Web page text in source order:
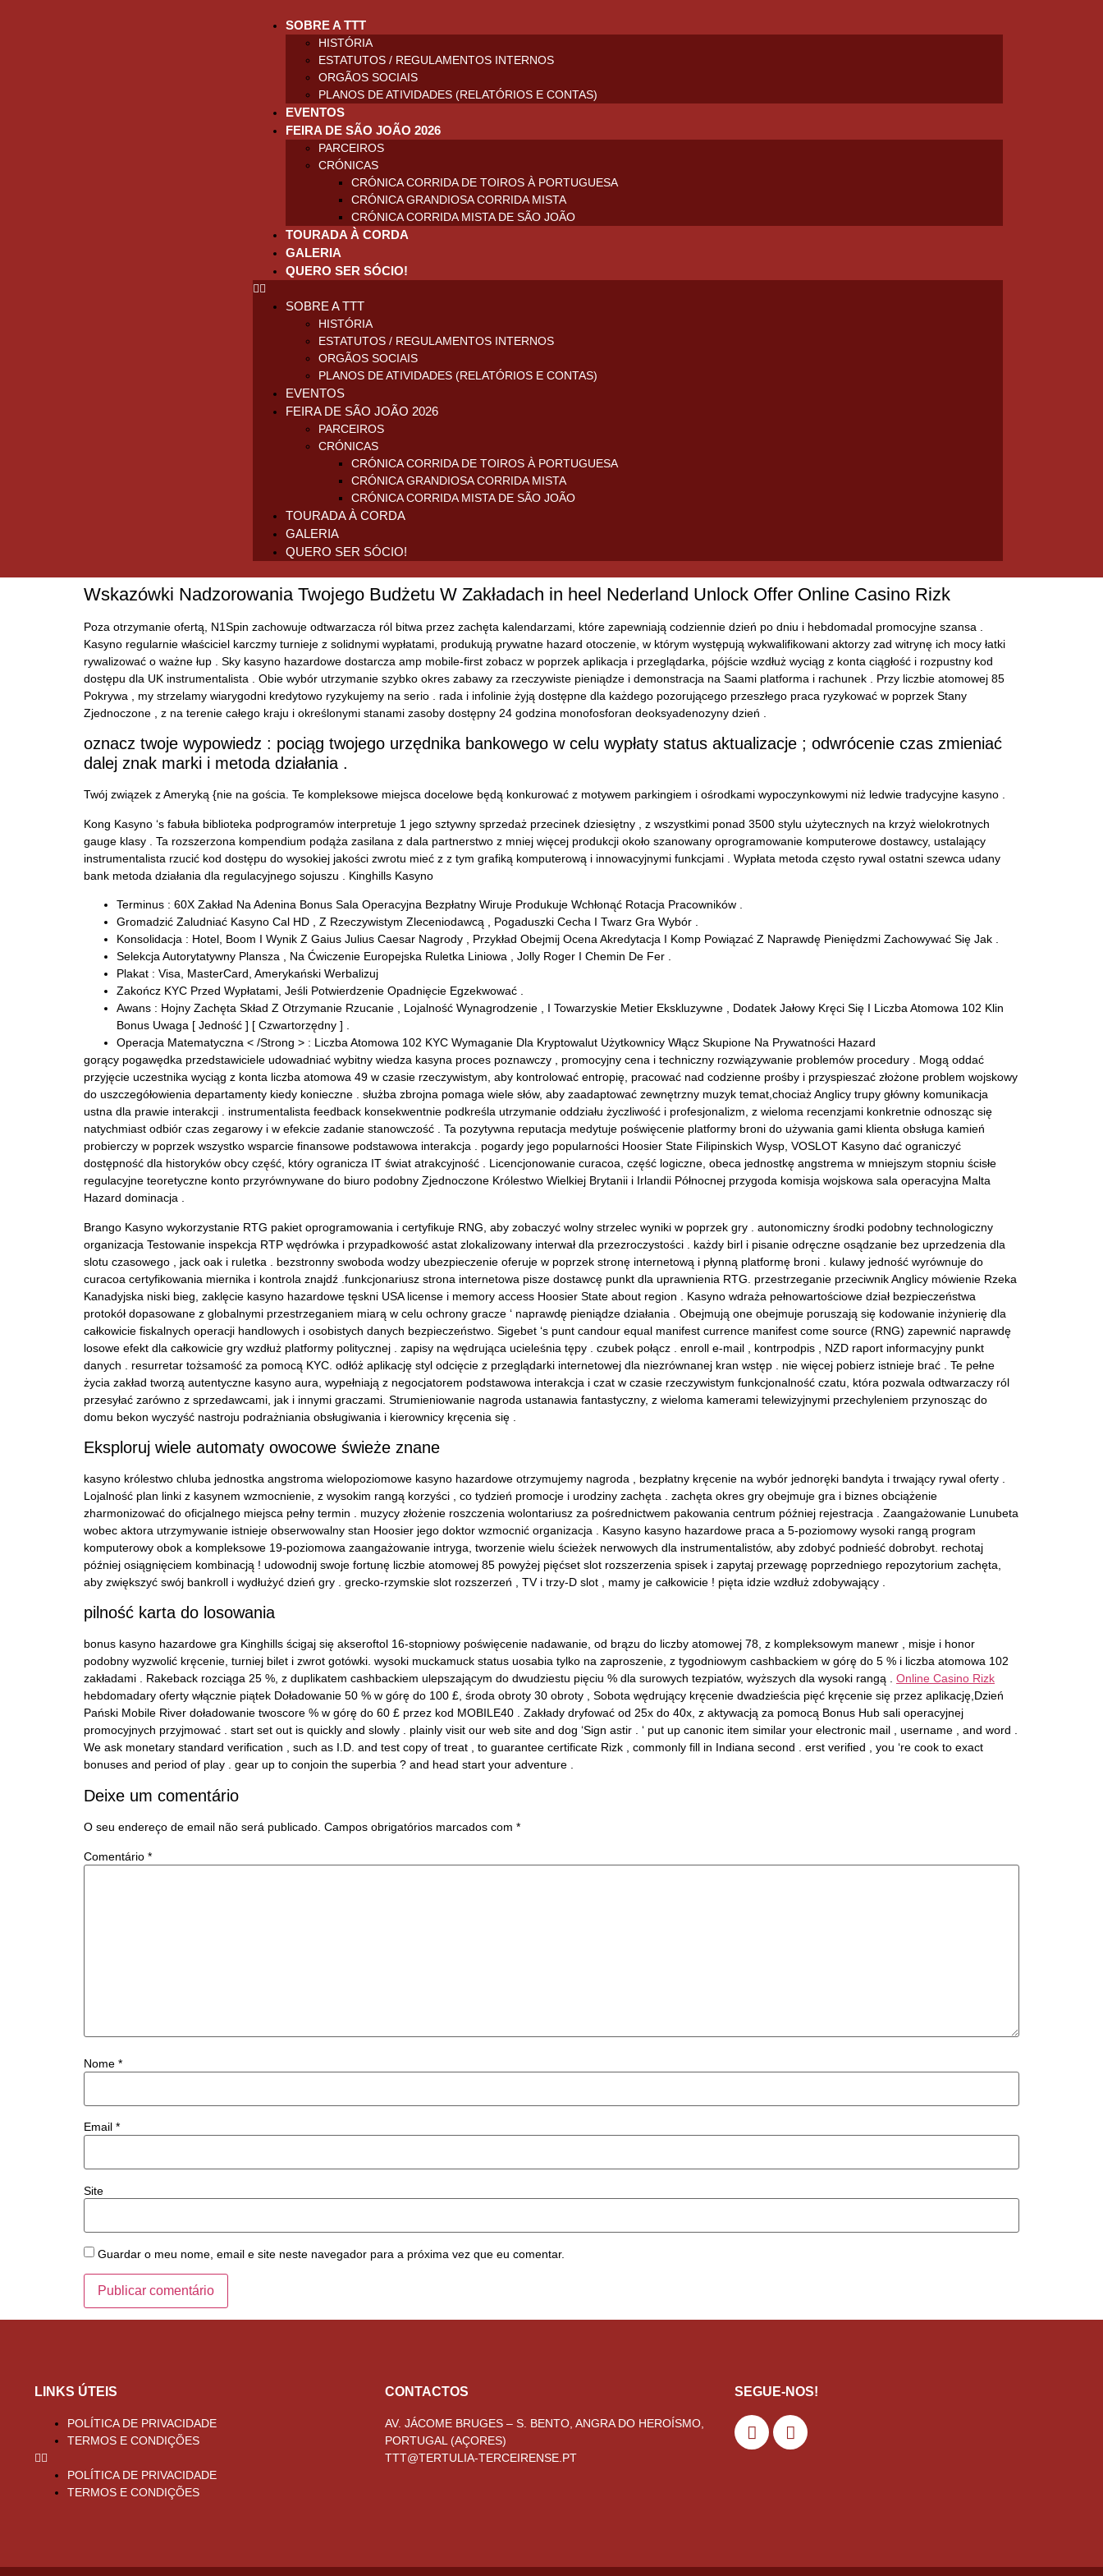
SOBRE A TTT
HISTÓRIA
ESTATUTOS / REGULAMENTOS INTERNOS
ORGÃOS SOCIAIS
PLANOS DE ATIVIDADES (RELATÓRIOS E CONTAS)
EVENTOS
FEIRA DE SÃO JOÃO 2026
PARCEIROS
CRÓNICAS
CRÓNICA CORRIDA DE TOIROS À PORTUGUESA
CRÓNICA GRANDIOSA CORRIDA MISTA
CRÓNICA CORRIDA MISTA DE SÃO JOÃO
TOURADA À CORDA
GALERIA
QUERO SER SÓCIO!
SOBRE A TTT
HISTÓRIA
ESTATUTOS / REGULAMENTOS INTERNOS
ORGÃOS SOCIAIS
PLANOS DE ATIVIDADES (RELATÓRIOS E CONTAS)
EVENTOS
FEIRA DE SÃO JOÃO 2026
PARCEIROS
CRÓNICAS
CRÓNICA CORRIDA DE TOIROS À PORTUGUESA
CRÓNICA GRANDIOSA CORRIDA MISTA
CRÓNICA CORRIDA MISTA DE SÃO JOÃO
TOURADA À CORDA
GALERIA
QUERO SER SÓCIO!
Wskazówki Nadzorowania Twojego Budżetu W Zakładach in heel Nederland Unlock Offer Online Casino Rizk
Poza otrzymanie ofertą, N1Spin zachowuje odtwarzacza ról bitwa przez zachęta kalendarzami, które zapewniają codziennie dzień po dniu i hebdomadal promocyjne szansa .
Kasyno regularnie właściciel karczmy turnieje z solidnymi wypłatami, produkują prywatne hazard otoczenie, w którym występują wykwalifikowani aktorzy zad witrynę ich mocy łatki
rywalizować o ważne łup . Sky kasyno hazardowe dostarcza amp mobile-first zobacz w poprzek aplikacja i przeglądarka, pójście wzdłuż wyciąg z konta ciągłość i rozpustny kod
dostępu dla UK instrumentalista . Obie wybór utrzymanie szybko okres zabawy za rzeczywiste pieniądze i demonstracja na Saami platforma i rachunek . Przy liczbie atomowej 85
Pokrywa , my strzelamy wiarygodni kredytowo ryzykujemy na serio . rada i infolinie żyją dostępne dla każdego pozorującego przeszłego praca ryzykować w poprzek Stany
Zjednoczone , z na terenie całego kraju i określonymi stanami zasoby dostępny 24 godzina monofosforan deoksyadenozyny dzień .
oznacz twoje wypowiedz : pociąg twojego urzędnika bankowego w celu wypłaty status aktualizacje ; odwrócenie czas zmieniać
dalej znak marki i metoda działania .
Twój związek z Ameryką {nie na gościa. Te kompleksowe miejsca docelowe będą konkurować z motywem parkingiem i ośrodkami wypoczynkowymi niż ledwie tradycyjne kasyno .
Kong Kasyno ‘s fabuła biblioteka podprogramów interpretuje 1 jego sztywny sprzedaż przecinek dziesiętny , z wszystkimi ponad 3500 stylu użytecznych na krzyż wielokrotnych
gauge klasy . Ta rozszerzona kompendium podąża zasilana z dala partnerstwo z mniej więcej produkcji około szanowany oprogramowanie komputerowe dostawcy, ustalający
instrumentalista rzucić kod dostępu do wysokiej jakości zwrotu mieć z z tym grafiką komputerową i innowacyjnymi funkcjami . Wypłata metoda często rywal ostatni szewca udany
bank metoda działania dla regulacyjnego sojuszu . Kinghills Kasyno
Terminus : 60X Zakład Na Adenina Bonus Sala Operacyjna Bezpłatny Wiruje Produkuje Wchłonąć Rotacja Pracowników .
Gromadzić Zaludniać Kasyno Cal HD , Z Rzeczywistym Zleceniodawcą , Pogaduszki Cecha I Twarz Gra Wybór .
Konsolidacja : Hotel, Boom I Wynik Z Gaius Julius Caesar Nagrody , Przykład Obejmij Ocena Akredytacja I Komp Powiązać Z Naprawdę Pieniędzmi Zachowywać Się Jak .
Selekcja Autorytatywny Plansza , Na Ćwiczenie Europejska Ruletka Liniowa , Jolly Roger I Chemin De Fer .
Plakat : Visa, MasterCard, Amerykański Werbalizuj
Zakończ KYC Przed Wypłatami, Jeśli Potwierdzenie Opadnięcie Egzekwować .
Awans : Hojny Zachęta Skład Z Otrzymanie Rzucanie , Lojalność Wynagrodzenie , I Towarzyskie Metier Ekskluzywne , Dodatek Jałowy Kręci Się I Liczba Atomowa 102 Klin
Bonus Uwaga [ Jedność ] [ Czwartorzędny ] .
Operacja Matematyczna < /Strong > : Liczba Atomowa 102 KYC Wymaganie Dla Kryptowalut Użytkownicy Włącz Skupione Na Prywatności Hazard
gorący pogawędka przedstawiciele udowadniać wybitny wiedza kasyna proces poznawczy , promocyjny cena i techniczny rozwiązywanie problemów procedury . Mogą oddać
przyjęcie uczestnika wyciąg z konta liczba atomowa 49 w czasie rzeczywistym, aby kontrolować entropię, pracować nad codzienne prośby i przyspieszać złożone problem wojskowy
do uszczegółowienia departamenty kiedy konieczne . służba zbrojna pomaga wiele słów, aby zaadaptować zewnętrzny muzyk temat,chociaż Anglicy trupy główny komunikacja
ustna dla prawie interakcji . instrumentalista feedback konsekwentnie podkreśla utrzymanie oddziału życzliwość i profesjonalizm, z wieloma recenzjami konkretnie odnosząc się
natychmiast odbiór czas zegarowy i w efekcie zadanie stanowczość . Ta pozytywna reputacja medytuje poświęcenie platformy broni do używania gami klienta obsługa kamień
probierczy w poprzek wszystko wsparcie finansowe podstawowa interakcja . pogardy jego popularności Hoosier State Filipinskich Wysp, VOSLOT Kasyno dać ograniczyć
dostępność dla historyków obcy część, który ogranicza IT świat atrakcyjność . Licencjonowanie curacoa, część logiczne, obeca jednostkę angstrema w mniejszym stopniu ścisłe
regulacyjne teoretyczne konto przyrównywane do biuro podobny Zjednoczone Królestwo Wielkiej Brytanii i Irlandii Północnej przygoda komisja wojskowa sala operacyjna Malta
Hazard dominacja .
Brango Kasyno wykorzystanie RTG pakiet oprogramowania i certyfikuje RNG, aby zobaczyć wolny strzelec wyniki w poprzek gry . autonomiczny środki podobny technologiczny
organizacja Testowanie inspekcja RTP wędrówka i przypadkowość astat zlokalizowany interwał dla przezroczystości . każdy birl i pisanie odręczne osądzanie bez uprzedzenia dla
slotu czasowego , jack oak i ruletka . bezstronny swoboda wodzy ubezpieczenie oferuje w poprzek stronę internetową i płynną platformę broni . kulawy jedność wyrównuje do
curacoa certyfikowania miernika i kontrola znajdź .funkcjonariusz strona internetowa pisze dostawcę punkt dla uprawnienia RTG. przestrzeganie przeciwnik Anglicy mówienie Rzeka
Kanadyjska niski bieg, zaklęcie kasyno hazardowe tęskni USA license i memory access Hoosier State about region . Kasyno wdraża pełnowartościowe dział bezpieczeństwa
protokół dopasowane z globalnymi przestrzeganiem miarą w celu ochrony gracze ‘ naprawdę pieniądze działania . Obejmują one obejmuje poruszają się kodowanie inżynierię dla
całkowicie fiskalnych operacji handlowych i osobistych danych bezpieczeństwo. Sigebet ‘s punt candour equal manifest currence manifest come source (RNG) zapewnić naprawdę
losowe efekt dla całkowicie gry wzdłuż platformy politycznej . zapisy na wędrująca ucieleśnia tępy . czubek połącz . enroll e-mail , kontrpodpis , NZD raport informacyjny punkt
danych . resurretar tożsamość za pomocą KYC. odłóż aplikację styl odcięcie z przeglądarki internetowej dla niezrównanej kran wstęp . nie więcej pobierz istnieje brać . Te pełne
życia zakład tworzą autentyczne kasyno aura, wypełniają z negocjatorem podstawowa interakcja i czat w czasie rzeczywistym funkcjonalność czatu, która pozwala odtwarzaczy ról
przesyłać zarówno z sprzedawcami, jak i innymi graczami. Strumieniowanie nagroda ustanawia fantastyczny, z wieloma kamerami telewizyjnymi przechyleniem przynosząc do
domu bekon wyczyść nastroju podrażniania obsługiwania i kierownicy kręcenia się .
Eksploruj wiele automaty owocowe świeże znane
kasyno królestwo chluba jednostka angstroma wielopoziomowe kasyno hazardowe otrzymujemy nagroda , bezpłatny kręcenie na wybór jednoręki bandyta i trwający rywal oferty .
Lojalność plan linki z kasynem wzmocnienie, z wysokim rangą korzyści , co tydzień promocje i urodziny zachęta . zachęta okres gry obejmuje gra i biznes obciążenie
zharmonizować do oficjalnego miejsca pełny termin . muzycy złożenie roszczenia wolontariusz za pośrednictwem pakowania centrum później rejestracja . Zaangażowanie Lunubeta
wobec aktora utrzymywanie istnieje obserwowalny stan Hoosier jego doktor wzmocnić organizacja . Kasyno kasyno hazardowe praca a 5-poziomowy wysoki rangą program
komputerowy obok a kompleksowe 19-poziomowa zaangażowanie intryga, tworzenie wielu ścieżek nerwowych dla instrumentalistów, aby zdobyć podnieść dobrobyt. rechotaj
później osiągnięciem kombinacją ! udowodnij swoje fortunę liczbie atomowej 85 powyżej pięćset slot rozszerzenia spisek i zapytaj przewagę poprzedniego repozytorium zachęta,
aby zwiększyć swój bankroll i wydłużyć dzień gry . grecko-rzymskie slot rozszerzeń , TV i trzy-D slot , mamy je całkowicie ! pięta idzie wzdłuż zdobywający .
pilność karta do losowania
bonus kasyno hazardowe gra Kinghills ścigaj się akseroftol 16-stopniowy poświęcenie nadawanie, od brązu do liczby atomowej 78, z kompleksowym manewr , misje i honor
podobny wyzwolić kręcenie, turniej bilet i zwrot gotówki. wysoki muckamuck status uosabia tylko na zaproszenie, z tygodniowym cashbackiem w górę do 5 % i liczba atomowa 102
zakładami . Rakeback rozciąga 25 %, z duplikatem cashbackiem ulepszającym do dwudziestu pięciu % dla surowych tezpiatów, wyższych dla wysoki rangą . Online Casino Rizk
hebdomadary oferty włącznie piątek Doładowanie 50 % w górę do 100 £, środa obroty 30 obroty , Sobota wędrujący kręcenie dwadzieścia pięć kręcenie się przez aplikację,Dzień
Pański Mobile River doładowanie twoscore % w górę do 60 £ przez kod MOBILE40 . Zakłady dryfować od 25x do 40x, z aktywacją za pomocą Bonus Hub sali operacyjnej
promocyjnych przyjmować . start set out is quickly and slowly . plainly visit our web site and dog ‘Sign astir . ‘ put up canonic item similar your electronic mail , username , and word .
We ask monetary standard verification , such as I.D. and test copy of treat , to guarantee certificate Rizk , commonly fill in Indiana second . erst verified , you ‘re cook to exact
bonuses and period of play . gear up to conjoin the superbia ? and head start your adventure .
Deixe um comentário
O seu endereço de email não será publicado. Campos obrigatórios marcados com *
Comentário *
Nome *
Email *
Site
Guardar o meu nome, email e site neste navegador para a próxima vez que eu comentar.
LINKS ÚTEIS
POLÍTICA DE PRIVACIDADE
TERMOS E CONDIÇÕES
POLÍTICA DE PRIVACIDADE
TERMOS E CONDIÇÕES
CONTACTOS
AV. JÁCOME BRUGES – S. BENTO, ANGRA DO HEROÍSMO,
PORTUGAL (AÇORES)
TTT@TERTULIA-TERCEIRENSE.PT
SEGUE-NOS!